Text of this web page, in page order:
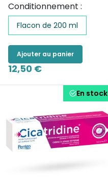
Conditionnement :
Flacon de 200 ml
Ajouter au panier
12,50 €
En stock